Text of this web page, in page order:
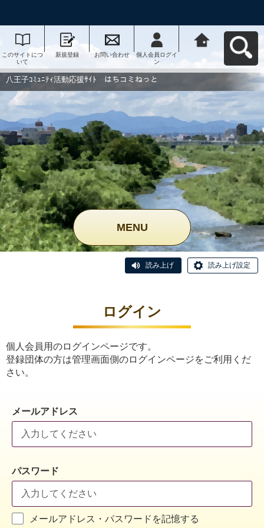
このサイトにつ
いて
新規登録 お問い合わせ
個人会員ログイ
ン
動応援ｻｲﾄ はち
コミねっとへ戻
八王子ｺﾐｭﾆﾃｨ活動応援ｻｲﾄ はちコミねっと
MENU
読み上げ 読み上げ設定
ログイン
個人会員用のログインページです。
登録団体の方は管理画面側のログインページをご利用くだ
さい。
メールアドレス
パスワード
メールアドレス・パスワードを記憶する